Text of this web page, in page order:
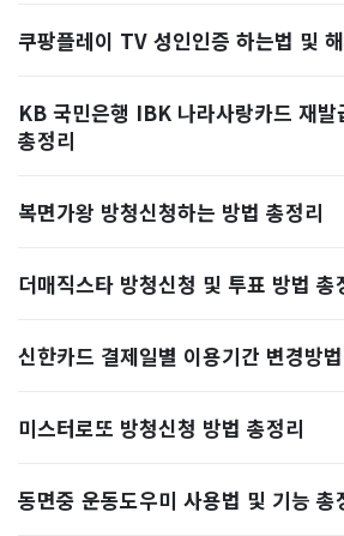
쿠팡플레이 TV 성인인증 하는법 및
KB 국민은행 IBK 나라사랑카드 재발
총정리
복면가왕 방청신청하는 방법 총정리
더매직스타 방청신청 및 투표 방법 총
신한카드 결제일별 이용기간 변경방
미스터로또 방청신청 방법 총정리
동면중 운동도우미 사용법 및 기능 총